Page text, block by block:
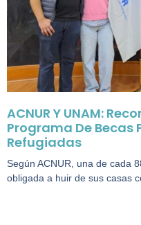
ACNUR Y UNAM:
Programa De Becas
Refugiadas
Según ACNUR, una de cada
obligada a huir de sus casas